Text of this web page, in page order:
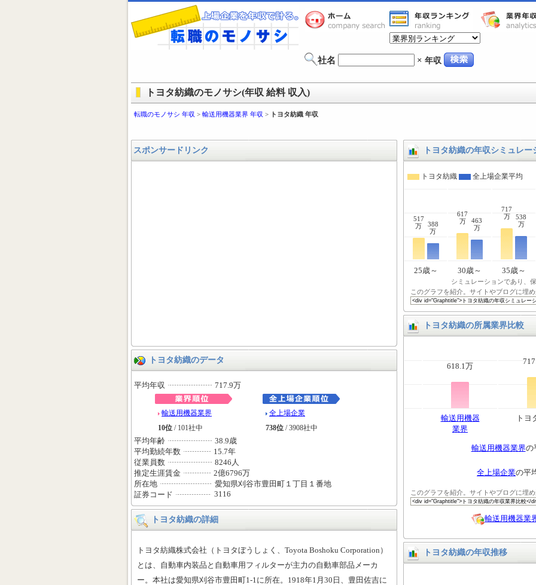
社名 × 年収
トヨタ紡織のモノサシ(年収 給料 収入)
転職のモノサシ 年収 > 輸送用機器業界 年収 > トヨタ紡織 年収
スポンサードリンク
トヨタ紡織のデータ
平均年収 717.9万
輸送用機器業界
10位 / 101社中
全上場企業
738位 / 3908社中
平均年齢
38.9歳
平均勤続年数
15.7年
従業員数
8246人
推定生涯賃金
2億6796万
所在地
愛知県刈谷市豊田町１丁目１番地
証券コード
3116
トヨタ紡織の詳細
トヨタ紡織株式会社（トヨタぼうしょく、Toyota Boshoku Corporation）
とは、自動車内装品と自動車用フィルターが主力の自動車部品メーカ
ー。本社は愛知県刈谷市豊田町1-1に所在。1918年1月30日、豊田佐吉に
トヨタ紡織の年収シミュレー
トヨタ紡織 全上場企業平均
517
万
388
万
617
万
463
万
717
万
538
万
25歳～ 30歳～ 35歳～
シミュレーションであり、
このグラフを紹介。サイトやブログに埋
トヨタ紡織の所属業界比較
618.1万
輸送用機器
業界
トヨ
輸送用機器業界の
全上場企業の平
このグラフを紹介。サイトやブログに埋
輸送用機器業
トヨタ紡織の年収推移